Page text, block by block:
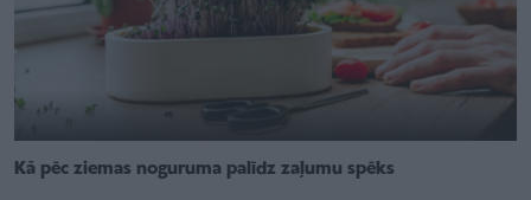
Kā pēc ziemas noguruma palīdz zaļumu spēks